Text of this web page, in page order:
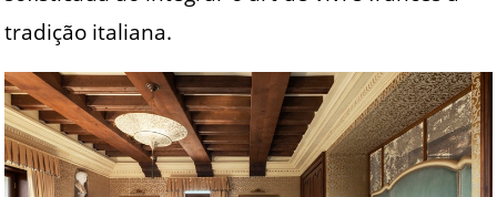
tradição italiana.